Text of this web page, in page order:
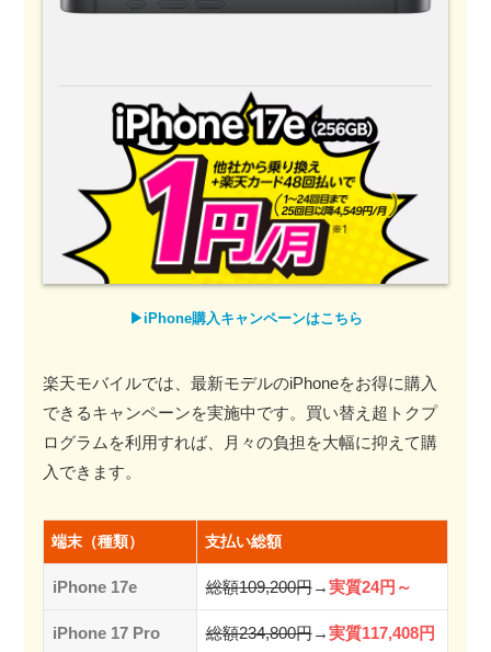
▶︎iPhone購入キャンペーンはこちら
楽天モバイルでは、最新モデルのiPhoneをお得に購入
できるキャンペーンを実施中です。買い替え超トクプ
ログラムを利用すれば、月々の負担を大幅に抑えて購
入できます。
端末（種類） 支払い総額
iPhone 17e 総額109,200円→実質24円～
iPhone 17 Pro
総額234,800円→実質117,408円